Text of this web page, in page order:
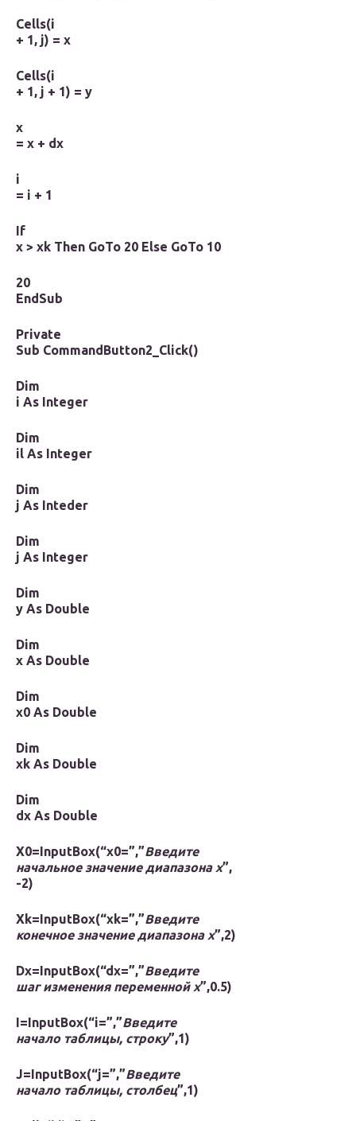
Cells(i
+ 1, j) = x
Cells(i
+ 1, j + 1) = y
x
= x + dx
i
= i + 1
If
x > xk Then GoTo 20 Else GoTo 10
20
EndSub
Private
Sub CommandButton2_Click()
Dim
i As Integer
Dim
il As Integer
Dim
j As Inteder
Dim
j As Integer
Dim
y As Double
Dim
x As Double
Dim
x0 As Double
Dim
xk As Double
Dim
dx As Double
X0=InputBox(“x0=”,”Введите
начальное значение диапазона x”,
-2)
Xk=InputBox(“xk=”,”Введите
конечное значение диапазона x”,2)
Dx=InputBox(“dx=”,”Введите
шаг изменения переменной x”,0.5)
I=InputBox(“i=”,”Введите
начало таблицы, строку”,1)
J=InputBox(“j=”,”Введите
начало таблицы, столбец”,1)